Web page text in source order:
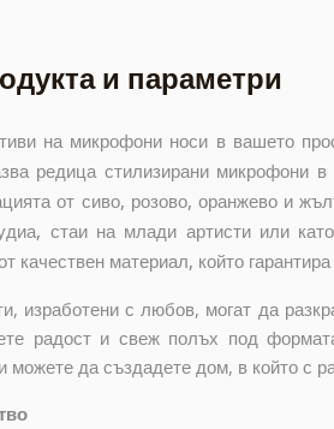
и параметри
на микрофони носи в вашето
редица стилизирани микрофони
от сиво, розово, оранжево и
стаи на млади артисти или
качествен материал, който
изработени с любов, могат да
радост и свеж полъх под
можете да създадете дом, в който с